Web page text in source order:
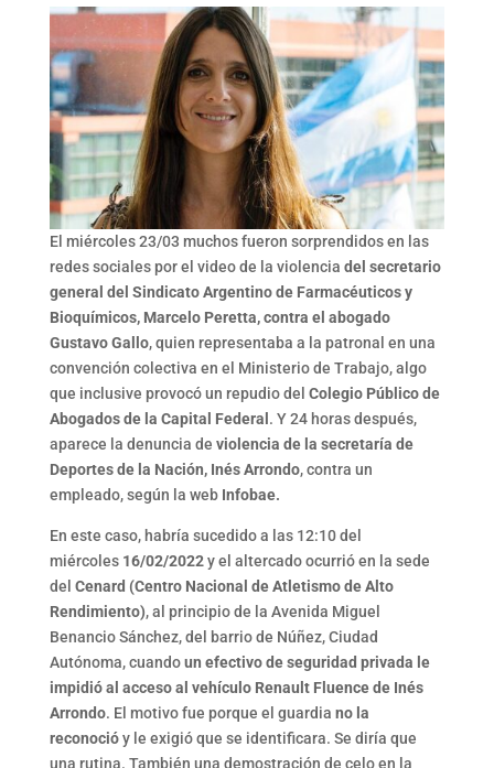
El miércoles 23/03 muchos fueron sorprendidos en las
redes sociales por el video de la violencia del secretario
general del Sindicato Argentino de Farmacéuticos y
Bioquímicos, Marcelo Peretta, contra el abogado
Gustavo Gallo, quien representaba a la patronal en una
convención colectiva en el Ministerio de Trabajo, algo
que inclusive provocó un repudio del Colegio Público de
Abogados de la Capital Federal. Y 24 horas después,
aparece la denuncia de violencia de la secretaría de
Deportes de la Nación, Inés Arrondo, contra un
empleado, según la webInfobae.
En este caso, habría sucedido a las 12:10 del
miércoles 16/02/2022y el altercado ocurrió en la sede
del Cenard (Centro Nacional de Atletismo de Alto
Rendimiento), al principio de la Avenida Miguel
Benancio Sánchez, del barrio de Núñez, Ciudad
Autónoma, cuandoun efectivo de seguridad privada le
impidió al acceso al vehículo Renault Fluence de Inés
Arrondo. El motivo fue porque el guardia no la
reconocióy le exigió que se identificara. Se diría que
una rutina. También una demostración de celo en la